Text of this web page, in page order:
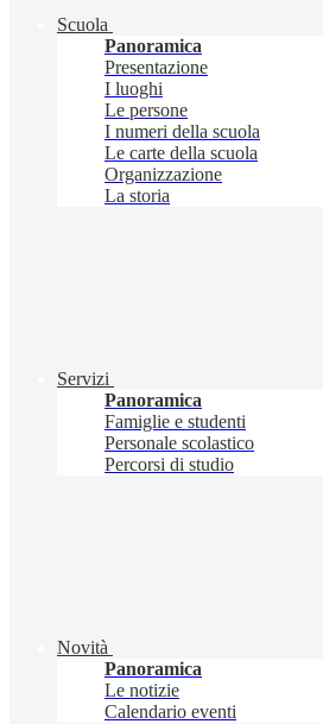
Scuola
Panoramica
Presentazione
I luoghi
Le persone
I numeri della scuola
Le carte della scuola
Organizzazione
La storia
Servizi
Panoramica
Famiglie e studenti
Personale scolastico
Percorsi di studio
Novità
Panoramica
Le notizie
Calendario eventi